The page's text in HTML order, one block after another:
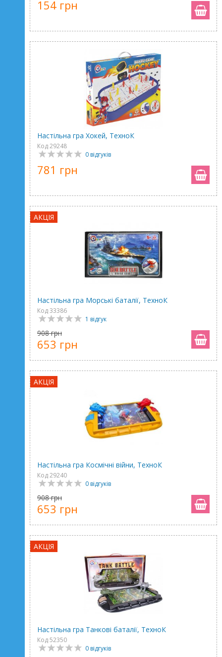
154 грн
Настільна гра Хокей, ТехноК
Код 29248
0 відгуків
781 грн
АКЦІЯ
Настільна гра Морські баталії, ТехноК
Код 33386
1 відгук
908 грн
653 грн
АКЦІЯ
Настільна гра Космічні війни, ТехноК
Код 29240
0 відгуків
908 грн
653 грн
АКЦІЯ
Настільна гра Танкові баталії, ТехноК
Код 52350
0 відгуків